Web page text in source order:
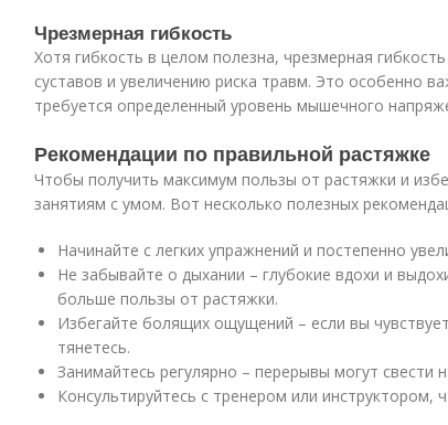
Чрезмерная гибкость
Хотя гибкость в целом полезна, чрезмерная
суставов и увеличению риска травм. Это особенно
требуется определенный уровень мышечного
Рекомендации по правильной растяжке
Чтобы получить максимум пользы от растяжки и
занятиям с умом. Вот несколько полезных
Начинайте с легких упражнений и постепенно
Не забывайте о дыхании – глубокие вдохи и
больше пользы от растяжки.
Избегайте болящих ощущений – если вы
тянетесь.
Занимайтесь регулярно – перерывы могут свести
Консультируйтесь с тренером или инструктором,